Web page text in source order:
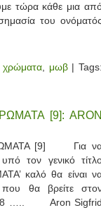
τώρα κάθε μια
του
χρώματα μωβ|
[9]:
[9] Για
τον γενικό
καλό θα είναι
θα βρείτε
….. Aron